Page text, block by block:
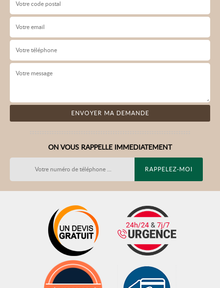
ON VOUS RAPPELLE IMMEDIATEMENT